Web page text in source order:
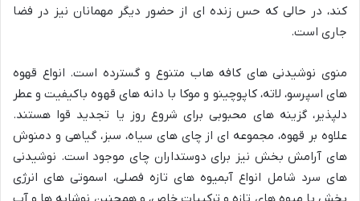
کند، در حالی که حس زنده ای از حضور دیگر مهمانان نیز در فضا
جاری است.
منوی نوشیدنی های کافه هاب متنوع و گسترده است. انواع قهوه
های اسپرسو، لاته، کاپوچینو و موکا با دانه های قهوه باکیفیت و عطر
دلپذیر، گزینه های محبوبی برای شروع روز یا تجدید قوا هستند.
علاوه بر قهوه، مجموعه ای از چای های سیاه، سبز، گیاهی و دمنوش
های آرامش بخش نیز برای دوستداران چای موجود است. نوشیدنی
های سرد شامل انواع آبمیوه های تازه فصلی، اسموتی های انرژی